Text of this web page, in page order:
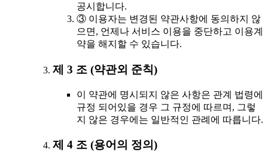
공시합니다.
③ 이용자는 변경된 약관사항에 동의하지 않
으면, 언제나 서비스 이용을 중단하고 이용계
약을 해지할 수 있습니다.
제 3 조 (약관외 준칙)
이 약관에 명시되지 않은 사항은 관계 법령에
규정 되어있을 경우 그 규정에 따르며, 그렇
지 않은 경우에는 일반적인 관례에 따릅니다.
제 4 조 (용어의 정의)